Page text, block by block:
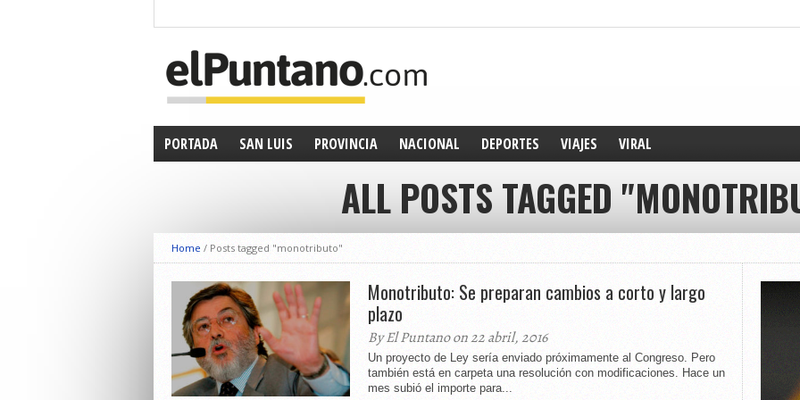
PORTADA SAN LUIS PROVINCIA NACIONAL DEPORTES VIAJES VIRAL
ALL POSTS TAGGED
Home / Posts tagged "monotributo"
Monotributo: Se preparan cambios a corto y largo
plazo
By El Puntano on 22 abril, 2016
Un proyecto de Ley sería enviado próximamente al Congreso. Pero
también está en carpeta una resolución con modificaciones. Hace un
mes subió el importe para...